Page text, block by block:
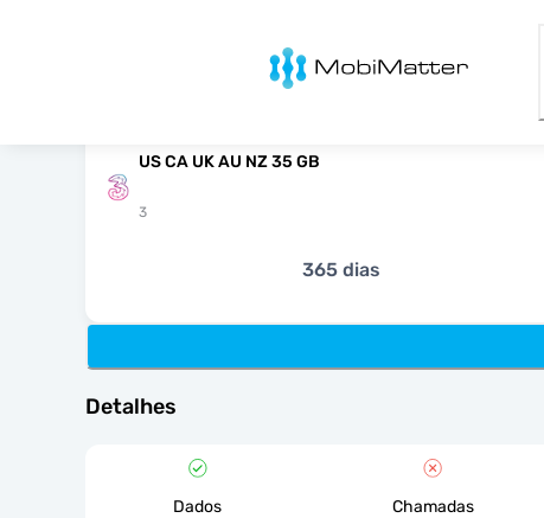
MobiMatter
US CA UK AU NZ 35 GB
3
365 dias
Detalhes
Dados Chamadas